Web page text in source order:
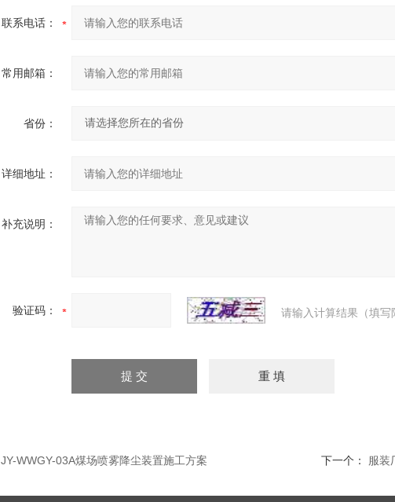
联系电话：
常用邮箱：
省份：
详细地址：
补充说明：
验证码： 请输入计算结果（填
JY-WWGY-03A煤场喷雾降尘装置施工方案 下一个： 服装